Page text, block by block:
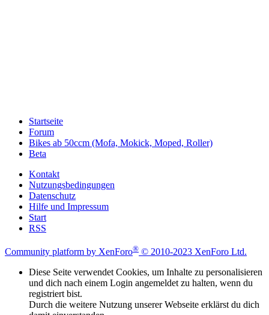
Startseite
Forum
Bikes ab 50ccm (Mofa, Mokick, Moped, Roller)
Beta
Kontakt
Nutzungsbedingungen
Datenschutz
Hilfe und Impressum
Start
RSS
Community platform by XenForo® © 2010-2023 XenForo Ltd.
Diese Seite verwendet Cookies, um Inhalte zu personalisieren
und dich nach einem Login angemeldet zu halten, wenn du
registriert bist.
Durch die weitere Nutzung unserer Webseite erklärst du dich